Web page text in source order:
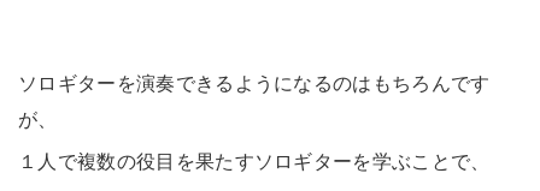
ソロギターを演奏できるようになるのはもちろんです
が、
１人で複数の役目を果たすソロギターを学ぶことで、